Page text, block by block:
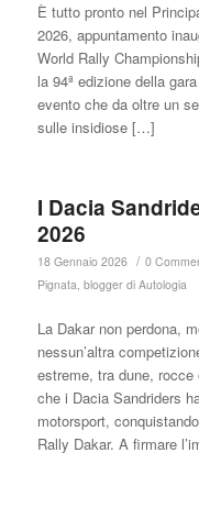
È tutto pronto nel
2026, appuntamento
World Rally
la 94ª edizione della
evento che da oltre un
sulle insidiose […]
I Dacia
2026
18 Gennaio 2026 / 0
Pignata, blogger di Autologia
La Dakar non perdona,
nessun’altra
estreme, tra dune,
che i Dacia Sandriders
motorsport,
Rally Dakar. A firmare